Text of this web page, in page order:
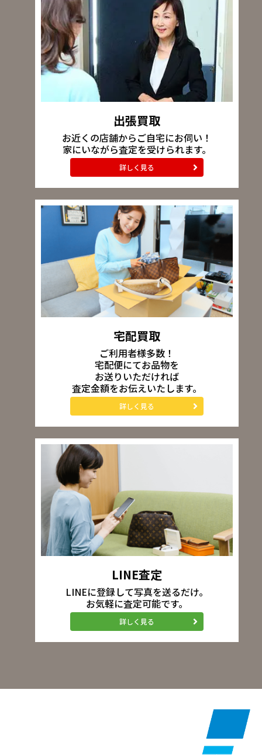
出張買取
お近くの店舗からご自宅にお伺い！
家にいながら査定を受けられます。
詳しく見る
宅配買取
ご利用者様多数！
宅配便にてお品物を
お送りいただければ
査定金額をお伝えいたします。
詳しく見る
LINE査定
LINEに登録して写真を送るだけ。
お気軽に査定可能です。
詳しく見る